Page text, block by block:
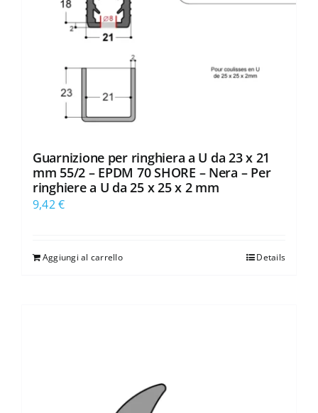
Guarnizione per ringhiera a U da 23 x 21
mm 55/2 – EPDM 70 SHORE – Nera – Per
ringhiere a U da 25 x 25 x 2 mm
9,42€
Aggiungi al carrello Details